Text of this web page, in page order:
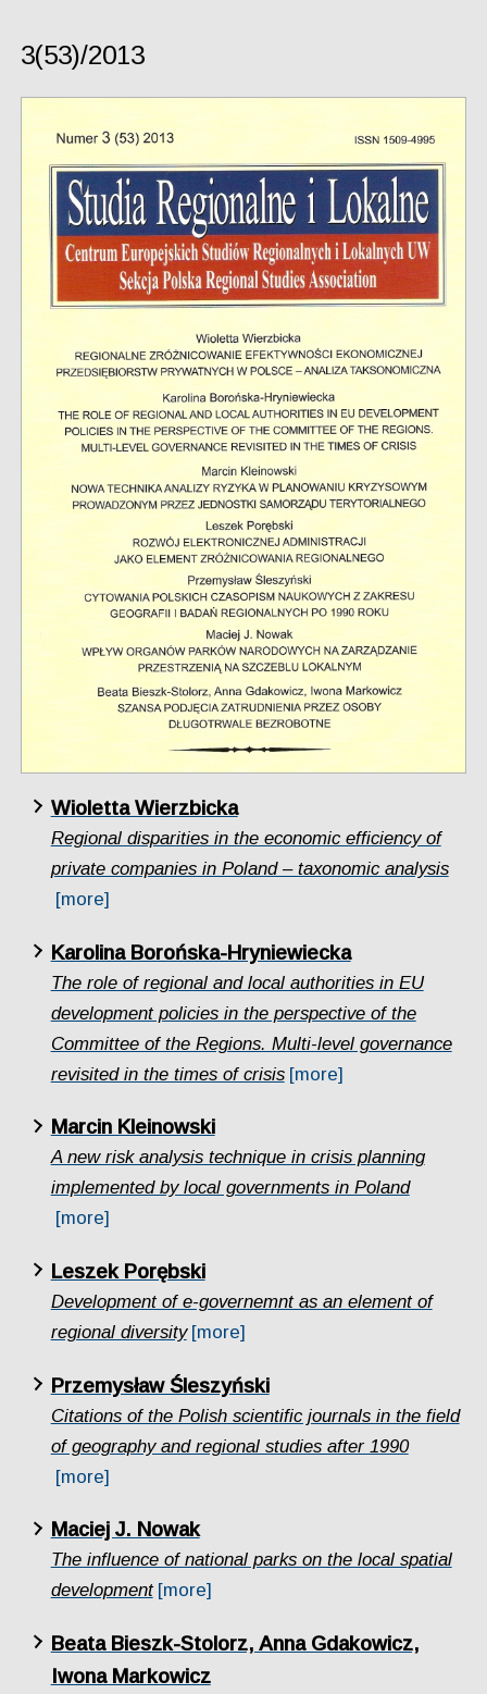
3(53)/2013
Wioletta Wierzbicka
Regional disparities in the economic efficiency of
private companies in Poland – taxonomic analysis
[more]
Karolina Borońska-Hryniewiecka
The role of regional and local authorities in EU
development policies in the perspective of the
Committee of the Regions. Multi-level governance
revisited in the times of crisis [more]
Marcin Kleinowski
A new risk analysis technique in crisis planning
implemented by local governments in Poland
[more]
Leszek Porębski
Development of e-governemnt as an element of
regional diversity [more]
Przemysław Śleszyński
Citations of the Polish scientific journals in the field
of geography and regional studies after 1990
[more]
Maciej J. Nowak
The influence of national parks on the local spatial
development [more]
Beata Bieszk-Stolorz, Anna Gdakowicz,
Iwona Markowicz